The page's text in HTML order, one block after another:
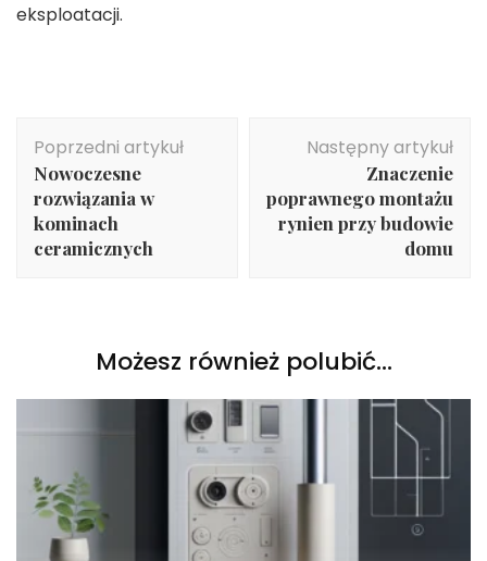
eksploatacji.
wpisu
Poprzedni artykuł
Nowoczesne
rozwiązania w
kominach
ceramicznych
Następny artykuł
Znaczenie
poprawnego montażu
rynien przy budowie
domu
Możesz również polubić…